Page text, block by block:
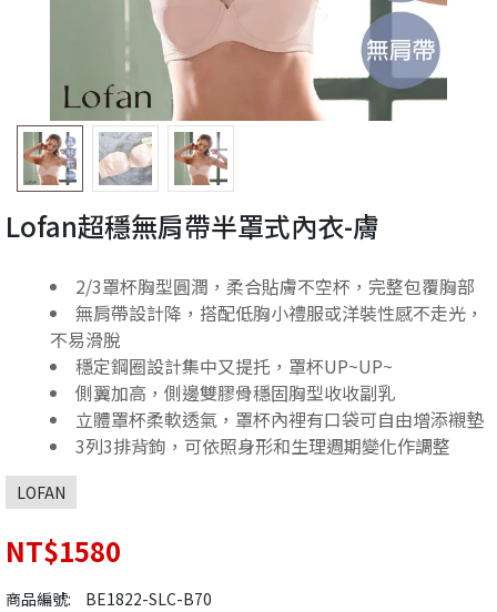
Lofan超穩無肩帶半罩式內衣-膚
2/3罩杯胸型圓潤，柔合貼膚不空杯，完整包覆胸部
無肩帶設計降，搭配低胸小禮服或洋裝性感不走光，
不易滑脫
穩定鋼圈設計集中又提托，罩杯UP~UP~
側翼加高，側邊雙膠骨穩固胸型收收副乳
立體罩杯柔軟透氣，罩杯內裡有口袋可自由增添襯墊
3列3排背鉤，可依照身形和生理週期變化作調整
LOFAN
NT$1580
商品編號:
BE1822-SLC-B70